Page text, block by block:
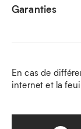
Garanties
En cas de
internet et la